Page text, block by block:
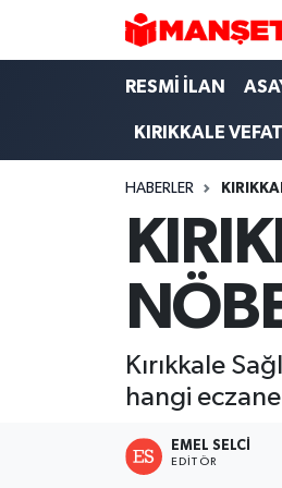
RESMİ İLAN
KIRIKKALE
HABERLER
Kırıkkale
hangi
EMEL SELCI
EDITÖR
Hava Durumu
Trafik Durumu
Süper Lig Puan Durumu
Tüm Manşetler
Son Dakika Haberleri
Haber Arşivi